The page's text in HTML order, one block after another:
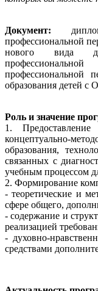
Документ:
профессиональной
нового вида
профессиональной
образования детей с
Роль и значение
1.
концептуально-
образования,
связанных с
учебным процессом
2. Формирование
- теоретические и
сфере общего,
- содержание и
реализацией
- духовно-
средствами